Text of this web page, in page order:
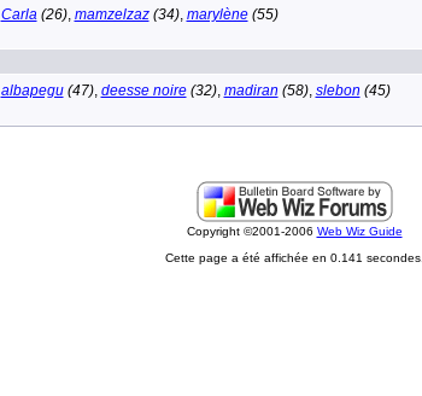
Carla (26), mamzelzaz(34), marylène(55)
albapegu(47), deesse noire(32), madiran (58), slebon (45)
Copyright ©2001-2006 Web Wiz Guide
Cette page a été affichée en 0.141 secondes.